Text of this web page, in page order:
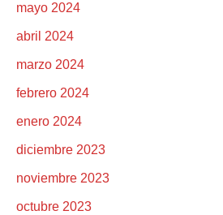
mayo 2024
abril 2024
marzo 2024
febrero 2024
enero 2024
diciembre 2023
noviembre 2023
octubre 2023